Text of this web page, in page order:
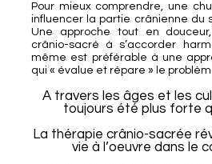
Pour mieux comprendre, une
influencer la partie crânienne du
Une approche tout en
crânio-sacré à s’accorder
même est préférable à une
qui « évalue et répare » le
A travers les âges et les
toujours été plus forte
La thérapie crânio-sacrée
vie à l’oeuvre dans le